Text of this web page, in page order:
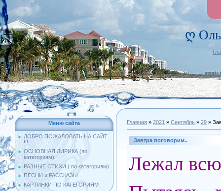
ღ
Меню сайта
ДОБРО ПОЖАЛОВАТЬ НА САЙТ
!!!
ОСНОВНАЯ ЛИРИКА (по
категориям)
РАЗНЫЕ СТИХИ ( по категориям)
ПЕСНИ и РАССКАЗЫ
КАРТИНКИ ПО КАТЕГОРИЯМ
Главная » 2021 » Сентябрь » 29 »
Завтра поговорим..
Лежал всю